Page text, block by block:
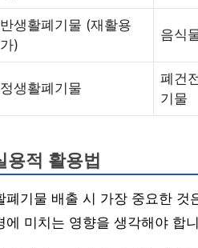
생활폐기물 (재활용
)
음식
생활폐기물
폐건
기물
용적 활용법
폐기물 배출 시 가장 중요한 것
에 미치는 영향을 생각해야 합